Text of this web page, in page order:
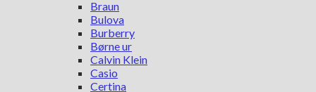
Braun
Bulova
Burberry
Børne ur
Calvin Klein
Casio
Certina